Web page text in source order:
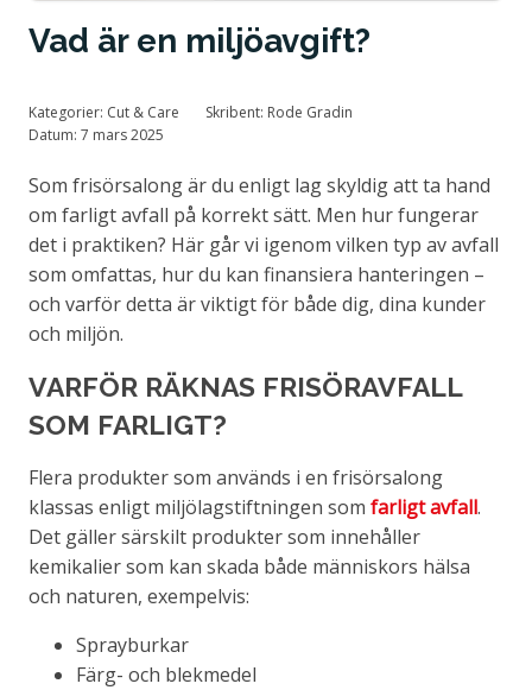
Vad är en miljöavgift?
Kategorier: Cut & Care Skribent: Rode Gradin
Datum: 7 mars 2025
Som frisörsalong är du enligt lag skyldig att ta hand
om farligt avfall på korrekt sätt. Men hur fungerar
det i praktiken? Här går vi igenom vilken typ av avfall
som omfattas, hur du kan finansiera hanteringen –
och varför detta är viktigt för både dig, dina kunder
och miljön.
VARFÖR RÄKNAS FRISÖRAVFALL
SOM FARLIGT?
Flera produkter som används i en frisörsalong
klassas enligt miljölagstiftningen som farligt avfall.
Det gäller särskilt produkter som innehåller
kemikalier som kan skada både människors hälsa
och naturen, exempelvis:
Sprayburkar
Färg- och blekmedel
Tillstånd och certifiering